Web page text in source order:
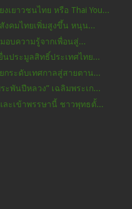
เยาวชนไทย หรือ Thai You...
งคมไทยเพิ่มสูงขึ้น หนุน...
อบความรู้จากเพื่อนสู่...
นประมูลสิทธิ์ประเทศไทย...
กระดับเทศกาลสู่สายตาน...
พันปีหลวง” เฉลิมพระเก...
ะเข้าพรรษานี้ ชาวพุทธตั้...